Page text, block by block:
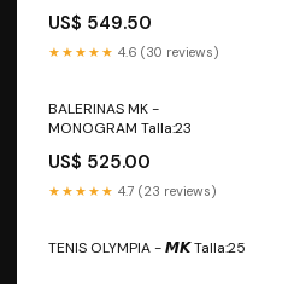
US$ 549.50
★★★★★ 4.6 (30 reviews)
BALERINAS MK -
MONOGRAM Talla:23
US$ 525.00
★★★★★ 4.7 (23 reviews)
TENIS OLYMPIA - 𝙈𝙆 Talla:25